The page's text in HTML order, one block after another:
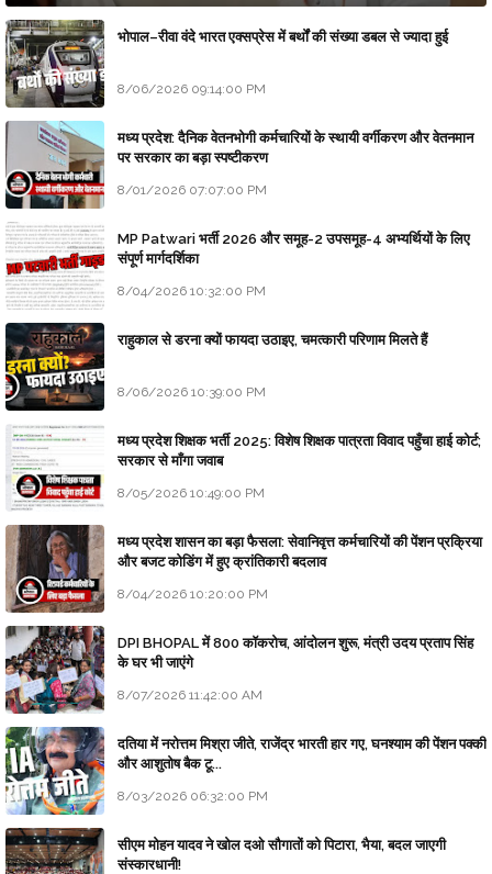
भोपाल–रीवा वंदे भारत एक्सप्रेस में बर्थों की संख्या डबल से ज्यादा हुई
8/06/2026 09:14:00 PM
मध्य प्रदेश: दैनिक वेतनभोगी कर्मचारियों के स्थायी वर्गीकरण और वेतनमान
पर सरकार का बड़ा स्पष्टीकरण
8/01/2026 07:07:00 PM
MP Patwari भर्ती 2026 और समूह-2 उपसमूह-4 अभ्यर्थियों के लिए
संपूर्ण मार्गदर्शिका
8/04/2026 10:32:00 PM
राहुकाल से डरना क्यों फायदा उठाइए, चमत्कारी परिणाम मिलते हैं
8/06/2026 10:39:00 PM
मध्य प्रदेश शिक्षक भर्ती 2025: विशेष शिक्षक पात्रता विवाद पहुँचा हाई कोर्ट;
सरकार से माँगा जवाब
8/05/2026 10:49:00 PM
मध्य प्रदेश शासन का बड़ा फैसला: सेवानिवृत्त कर्मचारियों की पेंशन प्रक्रिया
और बजट कोडिंग में हुए क्रांतिकारी बदलाव
8/04/2026 10:20:00 PM
DPI BHOPAL में 800 कॉकरोच, आंदोलन शुरू, मंत्री उदय प्रताप सिंह
के घर भी जाएंगे
8/07/2026 11:42:00 AM
दतिया में नरोत्तम मिश्रा जीते, राजेंद्र भारती हार गए, घनश्याम की पेंशन पक्की
और आशुतोष बैक टू...
8/03/2026 06:32:00 PM
सीएम मोहन यादव ने खोल दओ सौगातों को पिटारा, भैया, बदल जाएगी
संस्कारधानी!